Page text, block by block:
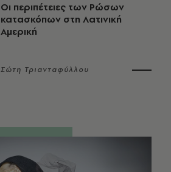
Οι περιπέτειες των Ρώσων
κατασκόπων στη Λατινική
Αμερική
Σώτη Τριανταφύλλου